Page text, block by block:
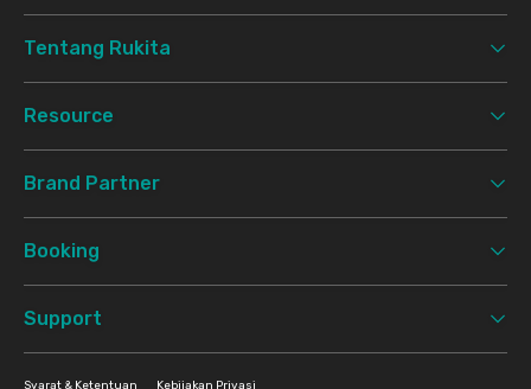
Tentang Rukita
Resource
Brand Partner
Booking
Support
Syarat & Ketentuan Kebijakan Privasi